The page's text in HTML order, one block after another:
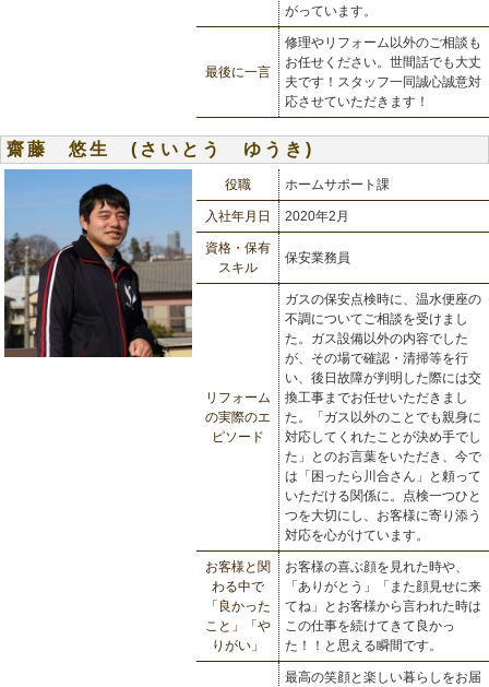
がっています。
最後に一言
修理やリフォーム以外のご相談も
お任せください。世間話でも大丈
夫です！スタッフ一同誠心誠意対
応させていただきます！
齋藤 悠生 (さいとう ゆうき)
役職 ホームサポート課
入社年月日 2020年2月
資格・保有
スキル
保安業務員
リフォーム
の実際のエ
ピソード
ガスの保安点検時に、温水便座の
不調についてご相談を受けまし
た。ガス設備以外の内容でした
が、その場で確認・清掃等を行
い、後日故障が判明した際には交
換工事までお任せいただきまし
た。「ガス以外のことでも親身に
対応してくれたことが決め手でし
た」とのお言葉をいただき、今で
は「困ったら川合さん」と頼って
いただける関係に。点検一つひと
つを大切にし、お客様に寄り添う
対応を心がけています。
お客様と関
わる中で
「良かった
こと」「や
りがい」
お客様の喜ぶ顔を見れた時や、
「ありがとう」「また顔見せに来
てね」とお客様から言われた時は
この仕事を続けてきて良かっ
た！！と思える瞬間です。
最高の笑顔と楽しい暮らしをお届